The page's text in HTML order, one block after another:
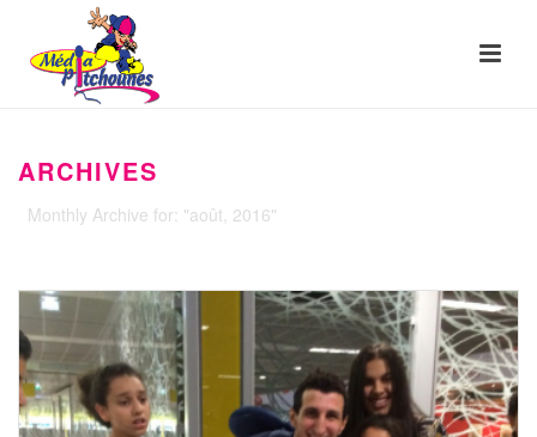
ARCHIVES
Monthly Archive for: "août, 2016"